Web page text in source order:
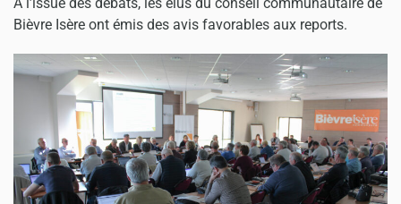
À l’issue des débats, les élus du conseil communautaire de
Bièvre Isère ont émis des avis favorables aux reports.